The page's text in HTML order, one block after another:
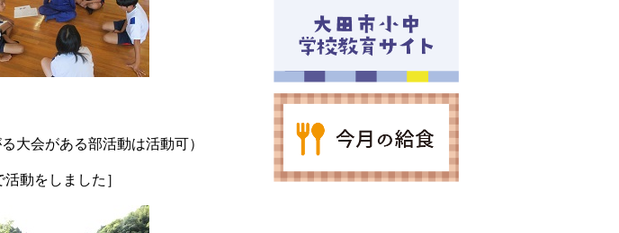
ある部活動は活動可）
しました］